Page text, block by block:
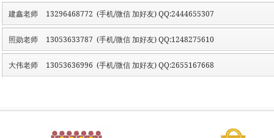
建鑫老师 13296468772 (手机/微信 加好友) QQ:2444655307
照勋老师 13053633787 (手机/微信 加好友) QQ:1248275610
大伟老师 13053636996 (手机/微信 加好友) QQ:2655167668